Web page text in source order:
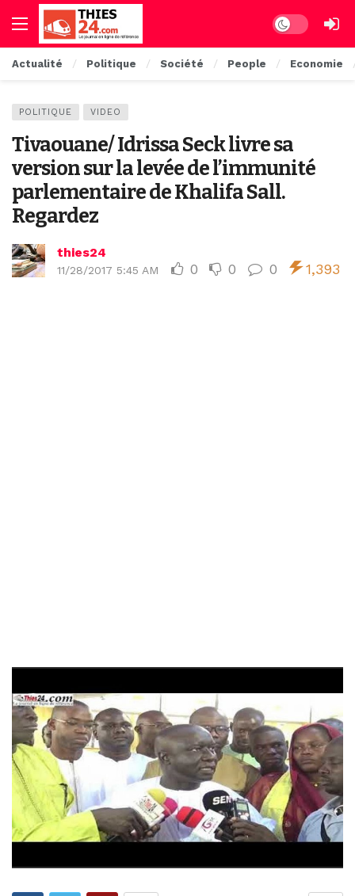
Dark mode
Actualité Politique Société People Economie
POLITIQUE VIDEO
Tivaouane/ Idrissa Seck livre sa
version sur la levée de l’immunité
parlementaire de Khalifa Sall.
Regardez
thies24
11/28/2017 5:45 AM 0 0 0 1,393